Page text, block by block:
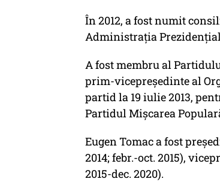
În 2012, a fost numit
Administrația
A fost membru al
prim-vicepreședinte al
partid la 19 iulie 2013,
Partidul Mișcarea
Eugen Tomac a fost
2014; febr.-oct. 2015),
2015-dec. 2020).